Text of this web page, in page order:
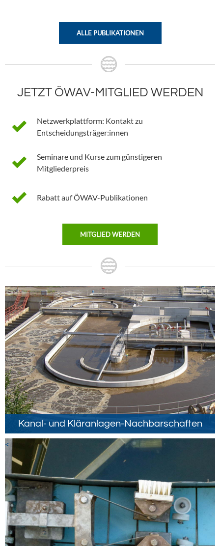
ALLE PUBLIKATIONEN
JETZT ÖWAV-MITGLIED WERDEN
Netzwerkplattform: Kontakt zu
Entscheidungsträger:innen
Seminare und Kurse zum günstigeren
Mitgliederpreis
Rabatt auf ÖWAV-Publikationen
MITGLIED WERDEN
Kanal- und Kläranlagen-Nachbarschaften
<